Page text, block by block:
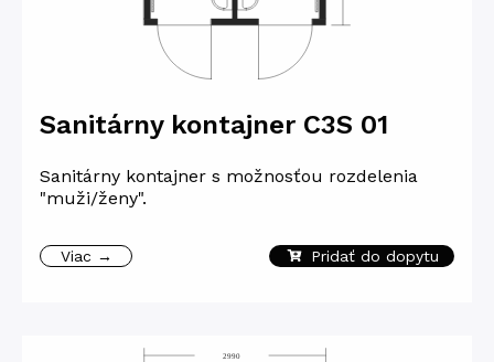
Sanitárny kontajner C3S 01
Sanitárny kontajner s možnosťou rozdelenia
"muži/ženy".
Viac → Pridať do dopytu